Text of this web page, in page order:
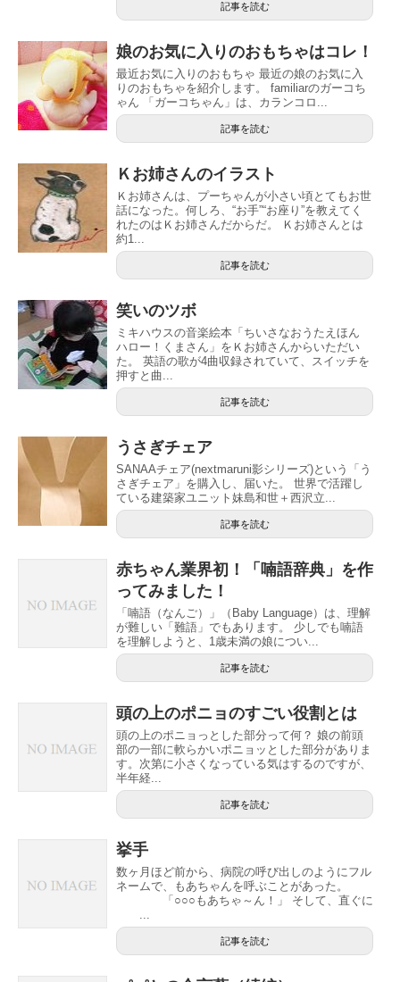
記事を読む
娘のお気に入りのおもちゃはコレ！
最近お気に入りのおもちゃ 最近の娘のお気に入
りのおもちゃを紹介します。 familiarのガーコち
ゃん 「ガーコちゃん」は、カランコロ...
記事を読む
Ｋお姉さんのイラスト
Ｋお姉さんは、プーちゃんが小さい頃とてもお世
話になった。何しろ、“お手”“お座り”を教えてく
れたのはＫお姉さんだからだ。 Ｋお姉さんとは
約1...
記事を読む
笑いのツボ
ミキハウスの音楽絵本「ちいさなおうたえほん
ハロー！くまさん」をＫお姉さんからいただい
た。 英語の歌が4曲収録されていて、スイッチを
押すと曲...
記事を読む
うさぎチェア
SANAAチェア(nextmaruni影シリーズ)という「う
さぎチェア」を購入し、届いた。 世界で活躍し
ている建築家ユニット妹島和世＋西沢立...
記事を読む
赤ちゃん業界初！「喃語辞典」を作
ってみました！
「喃語（なんご）」（Baby Language）は、理解
が難しい「難語」でもあります。 少しでも喃語
を理解しようと、1歳未満の娘につい...
記事を読む
頭の上のポニョのすごい役割とは
頭の上のポニョっとした部分って何？ 娘の前頭
部の一部に軟らかいポニョッとした部分がありま
す。次第に小さくなっている気はするのですが、
半年経...
記事を読む
挙手
数ヶ月ほど前から、病院の呼び出しのようにフル
ネームで、もあちゃんを呼ぶことがあった。
「○○○もあちゃ～ん！」 そして、直ぐに
...
記事を読む